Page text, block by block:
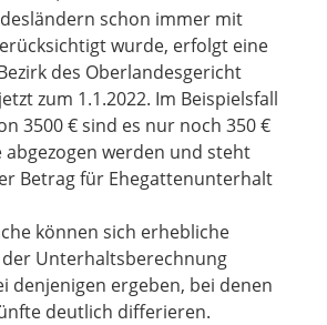
schon immer mit
wurde, erfolgt eine
des Oberlandesgericht
zum 1.1.2022. Im Beispielsfall
3500 € sind es nur noch 350 €
abgezogen werden und steht
Betrag für Ehegattenunterhalt
können sich erhebliche
Unterhaltsberechnung
denjenigen ergeben, bei denen
deutlich differieren.